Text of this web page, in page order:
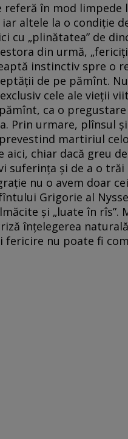
în mod limpede
altele la o condiție
cu „plinătatea” de
din urmă,
instinctiv spre o
de pe pămînt.
cele ale vieții
ca o pregustare
Prin urmare, plînsul
martiriul
chiar dacă greu
și de a o trăi
nu o avem doar
Grigorie al
și „luate în rîs”.
înțelegerea
nu poate fi